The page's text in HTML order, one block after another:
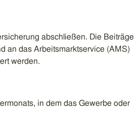
abschließen. Die Beiträge
an das Arbeitsmarktservice (AMS)
werden.
in dem das Gewerbe oder